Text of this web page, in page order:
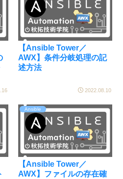
【Ansible Tower／
AWX】条件分岐処理の記
述方法
2022.08.10
Ansible
【Ansible Tower／
AWX】ファイルの存在確